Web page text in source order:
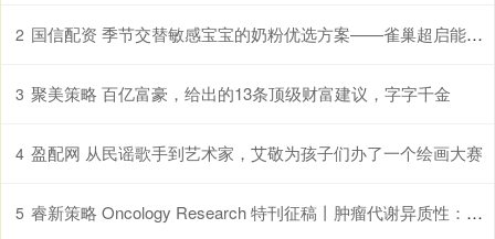
2 国信配资 季节交替敏感宝宝的奶粉优选方案——雀巢超启能恩，守护脆弱肠胃
3 聚美策略 百亿富豪，给出的13条顶级财富建议，字字千金
4 盈配网 从民谣歌手到艺术家，艾敬为孩子们办了一个绘画大赛
5 睿新策略 Oncology Research 特刊征稿丨肿瘤代谢异质性：机制、生物标志物与治疗意义_研究